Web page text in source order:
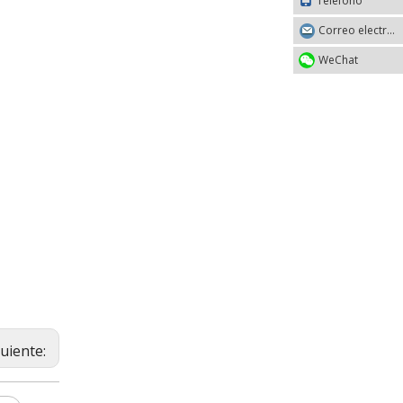
Correo electrónico
WeChat